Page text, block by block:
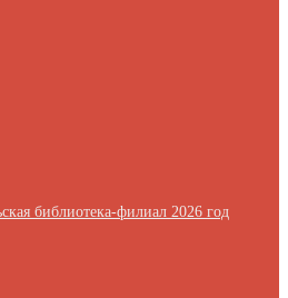
библиотека-филиал 2026 год